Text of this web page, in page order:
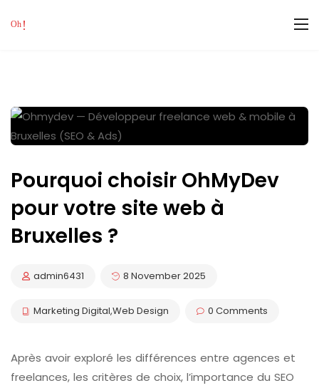
Pourquoi choisir OhMyDev
pour votre site web à
Bruxelles ?
admin6431 8 November 2025
Marketing Digital,Web Design 0 Comments
Après avoir exploré les différences entre agences et
freelances, les critères de choix, l’importance du SEO